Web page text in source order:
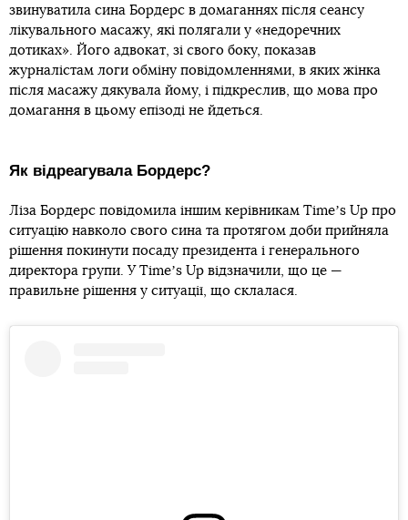
звинуватила сина Бордерс в домаганнях після сеансу
лікувального масажу, які полягали у «недоречних
дотиках». Його адвокат, зі свого боку, показав
журналістам логи обміну повідомленнями, в яких жінка
після масажу дякувала йому, і підкреслив, що мова про
домагання в цьому епізоді не йдеться.
Як відреагувала Бордерс?
Ліза Бордерс повідомила іншим керівникам Timeʼs Up про
ситуацію навколо свого сина та протягом доби прийняла
рішення покинути посаду президента і генерального
директора групи. У Timeʼs Up відзначили, що це —
правильне рішення у ситуації, що склалася.